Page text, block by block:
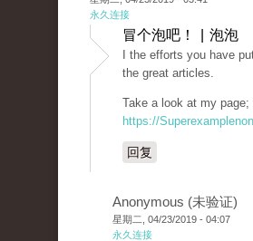
永久连接
冒个泡吧！ | 泡泡
I the efforts you have
the great articles.
Take a look at my page;
https://
回复
Anonymous (未验证)
星期二, 04/23/2019 - 04:07
永久连接